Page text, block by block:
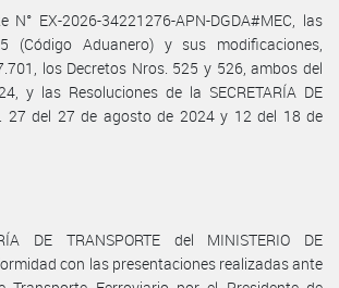
N° EX-2026-34221276-APN-DGDA#MEC, las
(Código Aduanero) y sus modificaciones,
los Decretos Nros. 525 y 526, ambos del
y las Resoluciones de la SECRETARÍA DE
27 del 27 de agosto de 2024 y 12 del 18 de
DE TRANSPORTE del MINISTERIO DE
con las presentaciones realizadas ante